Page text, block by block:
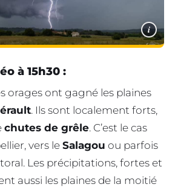
i
à 15h30 :
orages ont gagné les plaines
. Ils sont localement forts,
chutes de grêle. C’est le cas
vers le Salagou ou parfois
Les précipitations, fortes et
aussi les plaines de la moitié